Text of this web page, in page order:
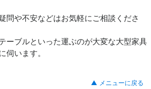
問や不安などはお気軽にご相談くださ
ーブルといった運ぶのが大変な大型家具
伺います。
▲ メニューに戻る